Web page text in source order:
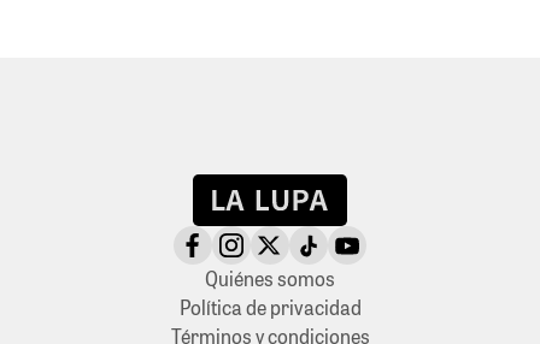
Quiénes somos
Política de privacidad
Términos y condiciones